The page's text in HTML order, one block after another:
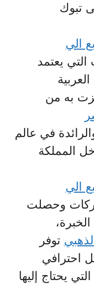
تبوك
الي
يعتمد
به من
في عالم
المملكة
الي
وحصلت
توفر
احترافي
يحتاج إليها